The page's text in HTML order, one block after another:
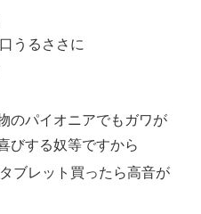
うるささに
のパイオニアでもガワが
びする奴等ですから
ブレット買ったら高音が